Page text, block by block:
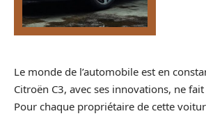
Le monde de l’automobile est en
Citroën C3, avec ses innovations, ne
Pour chaque propriétaire de cette